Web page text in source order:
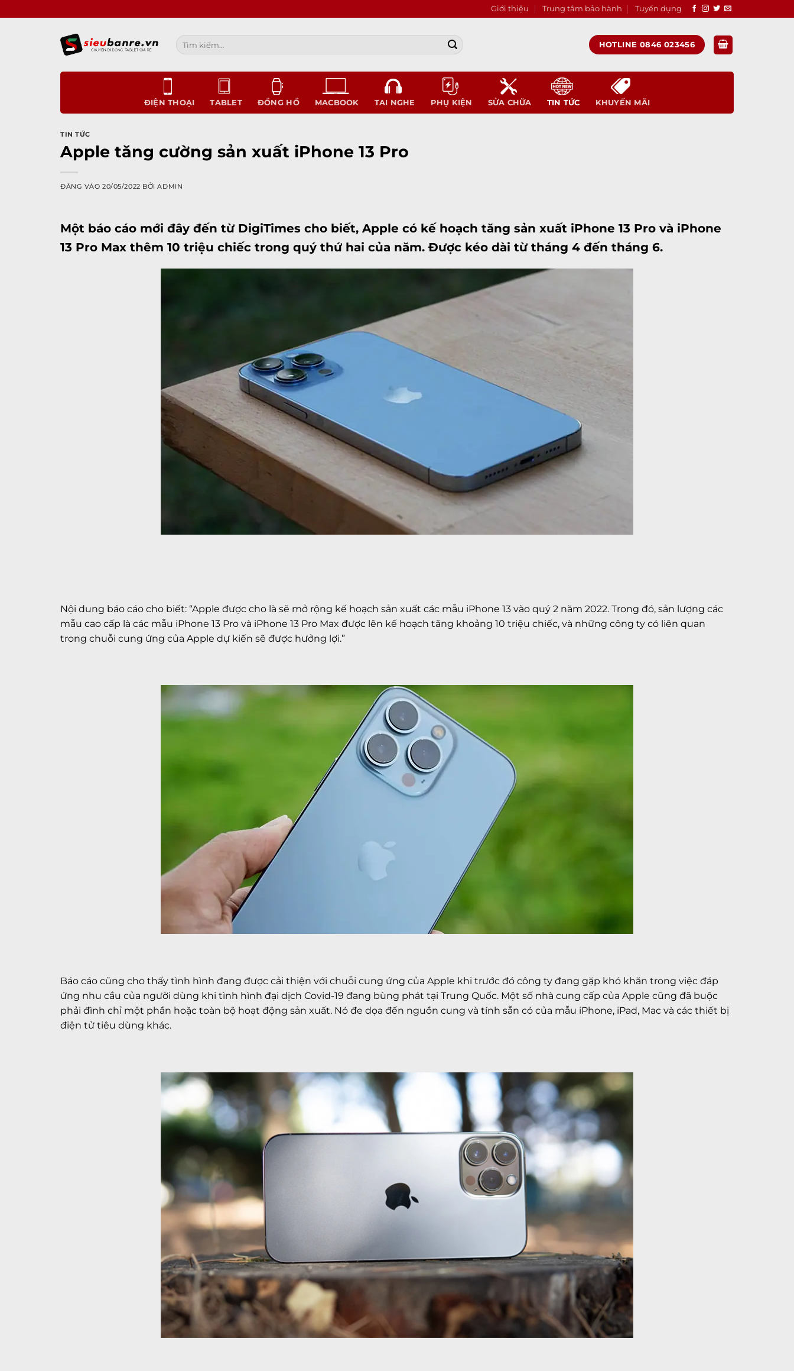
qua
Giới thiệu Trung tâm bảo hành Tuyển dụng
Tìm
kiếm:
HOTLINE 0846 023456
ĐIỆN THOẠI TABLET ĐỒNG HỒ MACBOOK TAI NGHE PHỤ KIỆN SỬA CHỮA TIN TỨC KHUYẾN MÃI
TIN TỨC
Apple tăng cường sản xuất iPhone 13 Pro
ĐĂNG VÀO20/05/2022 BỞIADMIN
Một báo cáo mới đây đến từ DigiTimes cho biết, Apple có kế hoạch tăng sản xuất iPhone 13 Pro và ‌ iPhone
13 Pro‌ Max thêm 10 triệu chiếc trong quý thứ hai của năm. Được kéo dài từ tháng 4 đến tháng 6.
Nội dung báo cáo cho biết: “Apple được cho là sẽ mở rộng kế hoạch sản xuất các mẫu iPhone 13 vào quý 2 năm 2022. Trong đó, sản lượng các
mẫu cao cấp là các mẫu iPhone 13 Pro và iPhone 13 Pro Max được lên kế hoạch tăng khoảng 10 triệu chiếc, và những công ty có liên quan
trong chuỗi cung ứng của Apple dự kiến ​​sẽ được hưởng lợi.”
Báo cáo cũng cho thấy tình hình đang được cải thiện với chuỗi cung ứng của Apple khi trước đó công ty đang gặp khó khăn trong việc đáp
ứng nhu cầu của người dùng khi tình hình đại dịch Covid-19 đang bùng phát tại Trung Quốc. Một số nhà cung cấp của Apple cũng đã buộc
phải đình chỉ một phần hoặc toàn bộ hoạt động sản xuất. Nó đe dọa đến nguồn cung và tính sẵn có của mẫu iPhone, iPad, Mac và các thiết bị
điện tử tiêu dùng khác.